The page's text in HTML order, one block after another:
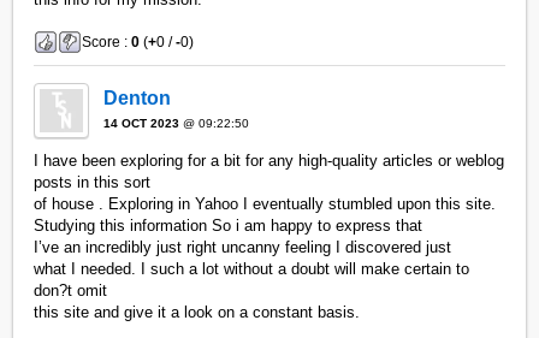
Score :0 (+0 /-0)
Denton
14 OCT 2023 @ 09:22:50
I have been exploring for a bit for any high-quality articles or weblog
posts in this sort
of house . Exploring in Yahoo I eventually stumbled upon this site.
Studying this information So i am happy to express that
I’ve an incredibly just right uncanny feeling I discovered just
what I needed. I such a lot without a doubt will make certain to
don?t omit
this site and give it a look on a constant basis.